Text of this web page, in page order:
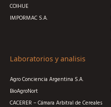
COIHUE
IMPORMAC S.A.
Laboratorios y analisis
Agro Conciencia Argentina S.A.
BioAgroNort
CACERER – Cámara Arbitral de Cereales